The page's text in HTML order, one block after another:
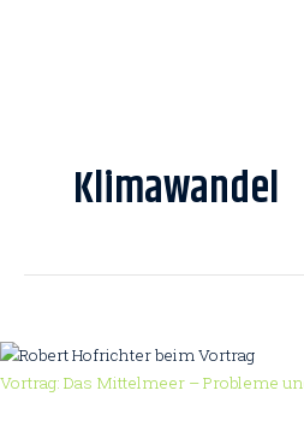
Klimawandel
Vortrag: Das Mittelmeer – Probleme